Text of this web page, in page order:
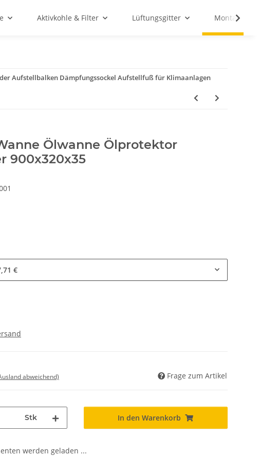
Aktivkohle & Filter Lüftungsgitter
Aufstellbalken Dämpfungssockel Aufstellfuß für Klimaanlagen
Ölwanne Ölprotektor
900x320x35
€
abweichend) Frage zum Artikel
Stk In den Warenkorb
werden geladen ...